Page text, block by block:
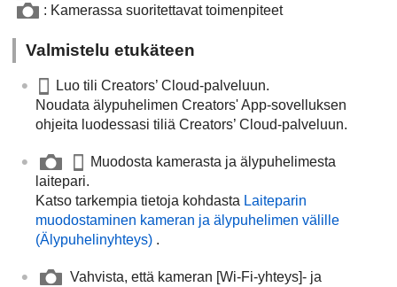
: Kamerassa suoritettavat toimenpiteet
Valmistelu etukäteen
Luo tili Creators’ Cloud-palveluun.
Noudata älypuhelimen Creators' App-sovelluksen
ohjeita luodessasi tiliä Creators’ Cloud-palveluun.
Muodosta kamerasta ja älypuhelimesta
laitepari.
Katso tarkempia tietoja kohdasta Laiteparin
muodostaminen kameran ja älypuhelimen välille
(Älypuhelinyhteys) .
Vahvista, että kameran [Wi-Fi-yhteys]- ja